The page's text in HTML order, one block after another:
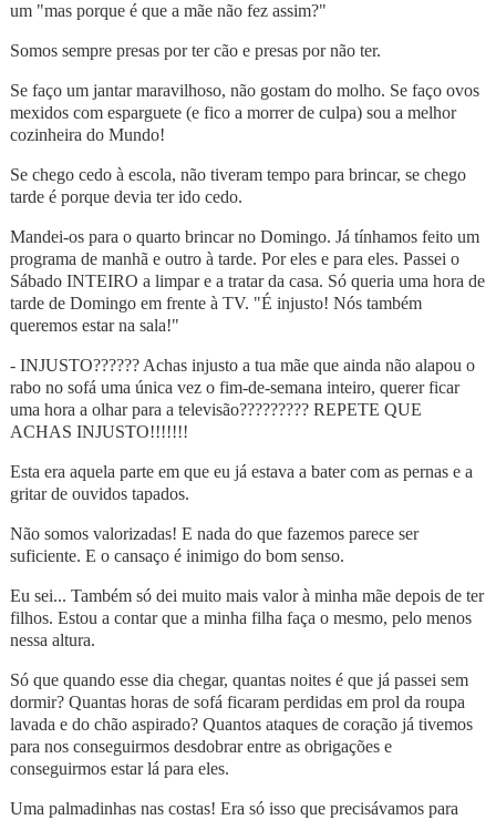
um "mas porque é que a mãe não fez assim?"
Somos sempre presas por ter cão e presas por não ter.
Se faço um jantar maravilhoso, não gostam do molho. Se faço ovos
mexidos com esparguete (e fico a morrer de culpa) sou a melhor
cozinheira do Mundo!
Se chego cedo à escola, não tiveram tempo para brincar, se chego
tarde é porque devia ter ido cedo.
Mandei-os para o quarto brincar no Domingo. Já tínhamos feito um
programa de manhã e outro à tarde. Por eles e para eles. Passei o
Sábado INTEIRO a limpar e a tratar da casa. Só queria uma hora de
tarde de Domingo em frente à TV. "É injusto! Nós também
queremos estar na sala!"
- INJUSTO?????? Achas injusto a tua mãe que ainda não alapou o
rabo no sofá uma única vez o fim‑de‑semana inteiro, querer ficar
uma hora a olhar para a televisão????????? REPETE QUE
ACHAS INJUSTO!!!!!!!
Esta era aquela parte em que eu já estava a bater com as pernas e a
gritar de ouvidos tapados.
Não somos valorizadas! E nada do que fazemos parece ser
suficiente. E o cansaço é inimigo do bom senso.
Eu sei... Também só dei muito mais valor à minha mãe depois de ter
filhos. Estou a contar que a minha filha faça o mesmo, pelo menos
nessa altura.
Só que quando esse dia chegar, quantas noites é que já passei sem
dormir? Quantas horas de sofá ficaram perdidas em prol da roupa
lavada e do chão aspirado? Quantos ataques de coração já tivemos
para nos conseguirmos desdobrar entre as obrigações e
conseguirmos estar lá para eles.
Uma palmadinhas nas costas! Era só isso que precisávamos para